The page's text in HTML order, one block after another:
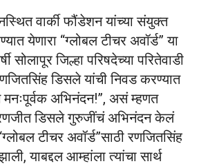
वार्की फौंडेशन यांच्या संयुक्त
येणारा “ग्लोबल टीचर अवॉर्ड” या
सोलापूर जिल्हा परिषदेच्या परितेवाडी
डिसले यांची निवड करण्यात
मनःपूर्वक अभिनंदन!”, असं म्हणत
डिसले गुरुजींचं अभिनंदन केलं
टीचर अवॉर्ड”साठी रणजितसिंह
याबद्दल आम्हांला त्यांचा सार्थ